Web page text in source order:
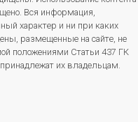
Вся информация,
характер и ни при каких
размещенные на сайте, не
положениями Статьи 437 ГК
их владельцам.